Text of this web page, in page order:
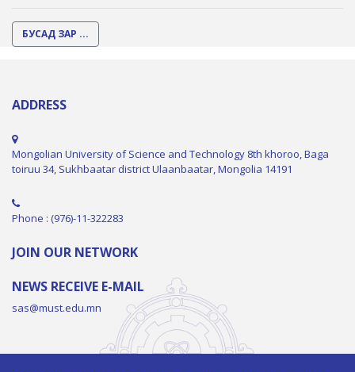
БУСАД ЗАР ...
ADDRESS
Mongolian University of Science and Technology 8th khoroo, Baga
toiruu 34, Sukhbaatar district Ulaanbaatar, Mongolia 14191
Phone : (976)-11-322283
JOIN OUR NETWORK
NEWS RECEIVE E-MAIL
sas@must.edu.mn